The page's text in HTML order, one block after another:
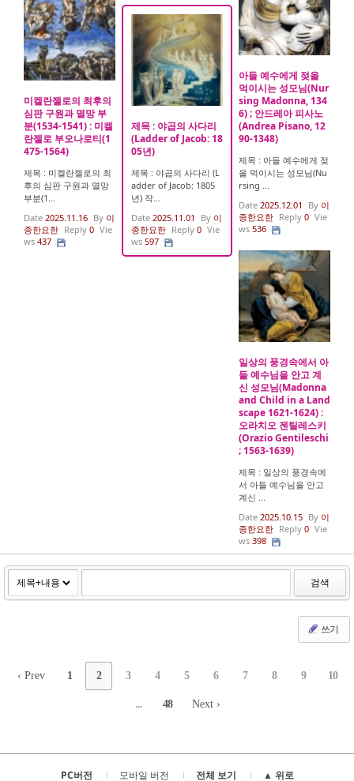
아들 예수에게 젖을
먹이시는 성모님(Nur
sing Madonna, 134
6) ; 안드레아 피사노
(Andrea Pisano, 12
90-1348)
제목 : 아들 예수에게 젖
을 먹이시는 성모님(Nu
rsing ...
Date 2025.12.01 By 이
종한요한 Reply 0 Vie
ws 536
미켈란젤로의 최후의
심판 구원과 멸망 부
분(1534-1541) : 미켈
란젤로 부오나로티(1
475-1564)
제목 : 미켈란젤로의 최
후의 심판 구원과 멸망
부분(1...
Date 2025.11.16 By 이
종한요한 Reply 0 Vie
ws 437
제목 : 야곱의 사다리
(Ladder of Jacob: 18
05년)
제목 : 야곱의 사다리 (L
adder of Jacob: 1805
년) 작...
Date 2025.11.01 By 이
종한요한 Reply 0 Vie
ws 597
일상의 풍경속에서 아
들 예수님을 안고 계
신 성모님(Madonna
and Child in a Land
scape 1621-1624) :
오라치오 젠틸레스키
(Orazio Gentileschi
; 1563-1639)
제목 : 일상의 풍경속에
서 아들 예수님을 안고
계신 ...
Date 2025.10.15 By 이
종한요한 Reply 0 Vie
ws 398
검색
쓰기
‹ Prev 1 2 3 4 5 6 7 8 9 10
... 48 Next ›
PC버전 모바일 버전 전체 보기 ▲ 위로